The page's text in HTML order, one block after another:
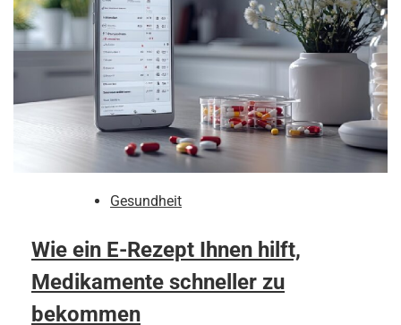
Gesundheit
Wie ein E-Rezept Ihnen hilft,
Medikamente schneller zu
bekommen